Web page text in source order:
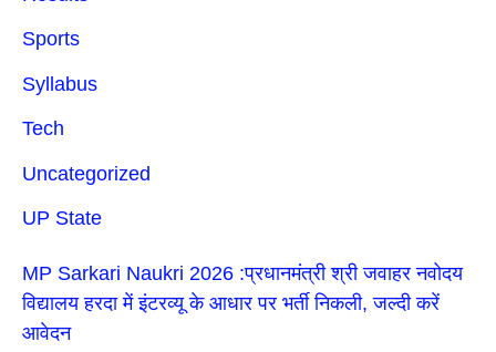
Sports
Syllabus
Tech
Uncategorized
UP State
MP Sarkari Naukri 2026 :प्रधानमंत्री श्री जवाहर नवोदय
विद्यालय हरदा में इंटरव्यू के आधार पर भर्ती निकली, जल्दी करें
आवेदन